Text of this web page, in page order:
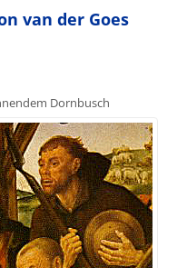
van der Goes
Dornbusch